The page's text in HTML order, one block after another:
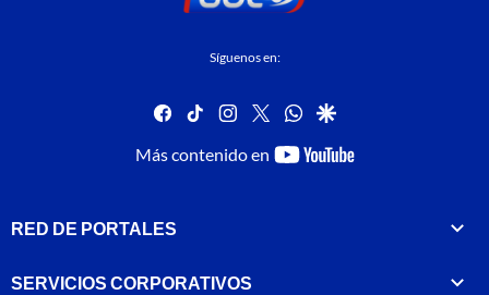
Síguenos en:
facebook
tiktok instagram
twitterwhatsapp
google
Más contenido en
youtube-
RED DE PORTALES
SERVICIOS CORPORATIVOS